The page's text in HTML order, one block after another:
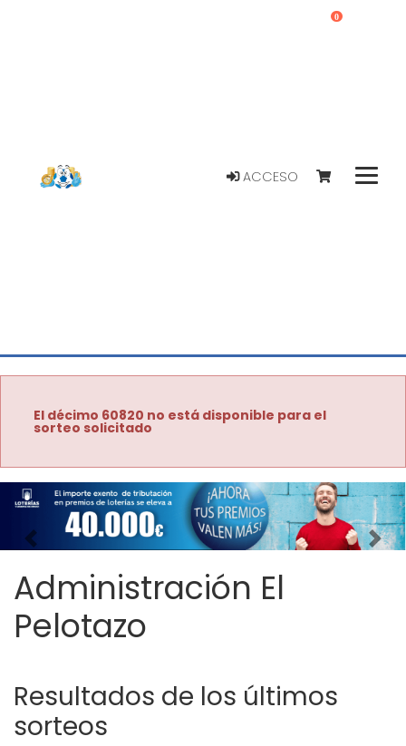
ACCESO
0
El décimo 60820 no está disponible para el
sorteo solicitado
Imagen anterior
Administración El
Pelotazo
Resultados de los últimos
sorteos